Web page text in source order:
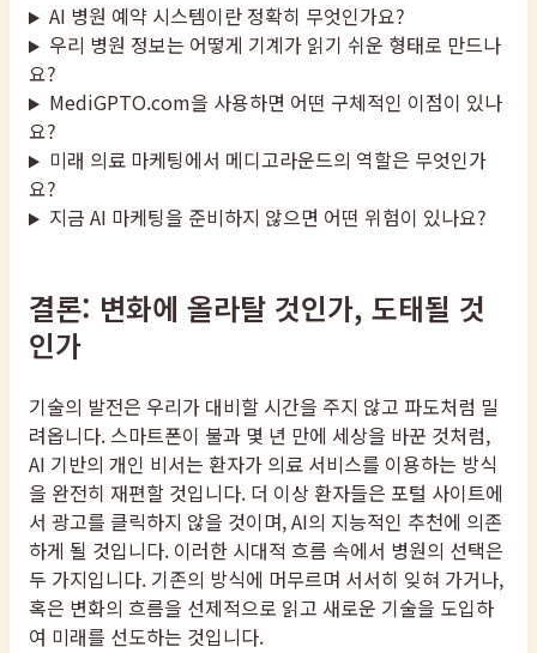
AI 병원 예약 시스템이란 정확히 무엇인가요?
우리 병원 정보는 어떻게 기계가 읽기 쉬운 형태로 만드나
요?
MediGPTO.com을 사용하면 어떤 구체적인 이점이 있나
요?
미래 의료 마케팅에서 메디고라운드의 역할은 무엇인가
요?
지금 AI 마케팅을 준비하지 않으면 어떤 위험이 있나요?
결론: 변화에 올라탈 것인가, 도태될 것
인가
기술의 발전은 우리가 대비할 시간을 주지 않고 파도처럼 밀
려옵니다. 스마트폰이 불과 몇 년 만에 세상을 바꾼 것처럼,
AI 기반의 개인 비서는 환자가 의료 서비스를 이용하는 방식
을 완전히 재편할 것입니다. 더 이상 환자들은 포털 사이트에
서 광고를 클릭하지 않을 것이며, AI의 지능적인 추천에 의존
하게 될 것입니다. 이러한 시대적 흐름 속에서 병원의 선택은
두 가지입니다. 기존의 방식에 머무르며 서서히 잊혀 가거나,
혹은 변화의 흐름을 선제적으로 읽고 새로운 기술을 도입하
여 미래를 선도하는 것입니다.